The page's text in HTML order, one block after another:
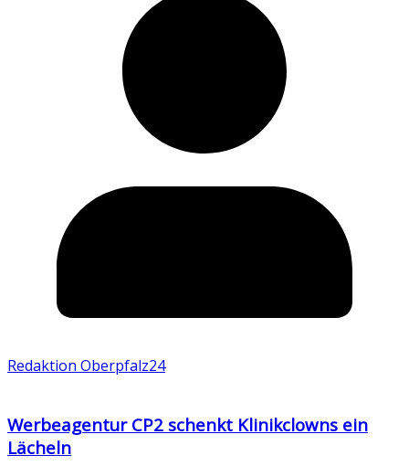
Redaktion Oberpfalz24
Werbeagentur CP2 schenkt Klinikclowns ein
Lächeln